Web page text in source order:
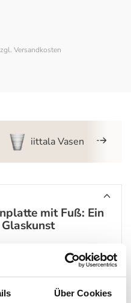
Über Cookies
Versandkosten
iittala Vasen
mit Fuß: Ein
mit Fuß ist mehr als nur ein
von der finnischen Natur und
in Ihr Zuhause.